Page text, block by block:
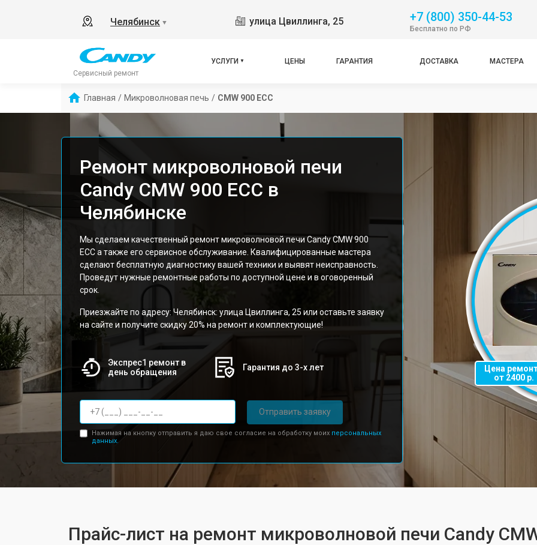
Челябинск ▼ улица Цвиллинга, 25 +7 (800) 350-44-53
Бесплатно по РФ
Сервисный ремонт
УСЛУГИ ЦЕНЫ ГАРАНТИЯ ДОСТАВКА МАСТЕРА
Главная / Микроволновая печь / CMW 900 ECC
Ремонт микроволновой печи
Candy CMW 900 ECC в
Челябинске
Мы сделаем качественный ремонт микроволновой печи Candy CMW 900
ECC а также его сервисное обслуживание. Квалифицированные мастера
сделают бесплатную диагностику вашей техники и выявят неисправность.
Проведут нужные ремонтные работы по доступной цене и в оговоренный
срок.
Приезжайте по адресу: Челябинск: улица Цвиллинга, 25 или оставьте заявку
на сайте и получите скидку 20% на ремонт и комплектующие!
Экспрес1 ремонт в
день обращения
Гарантия до 3-х лет
Отправить заявку
Нажимая на кнопку отправить я даю свое согласие на обработку моих персональных
данных.
Цена
от 2400 р.
Прайс-лист на ремонт микроволновой печи Candy